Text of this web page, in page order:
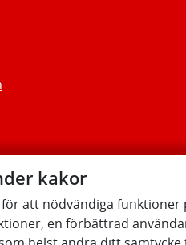
kakor
att nödvändiga funktioner
en förbättrad